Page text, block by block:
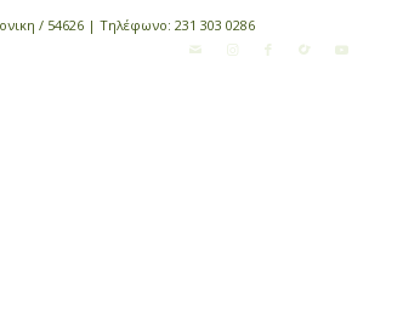
/ 54626 | Τηλέφωνο: 231 303 0286